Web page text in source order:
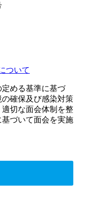
ついて
める基準に基づ
確保及び感染対策
切な面会体制を整
づいて面会を実施